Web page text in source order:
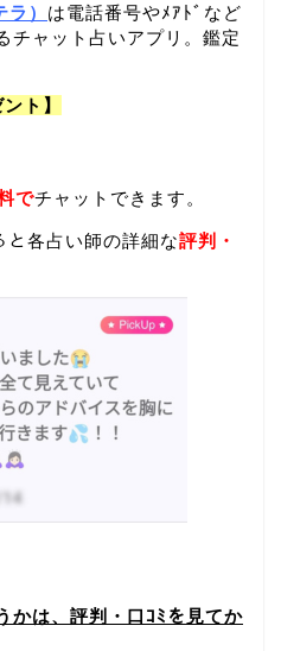
） は電話番号やﾒｱﾄﾞなど
チャット占いアプリ。鑑定
ト】
でチャットできます。
各占い師の詳細な評判・
かは、評判・口ｺﾐを見てか